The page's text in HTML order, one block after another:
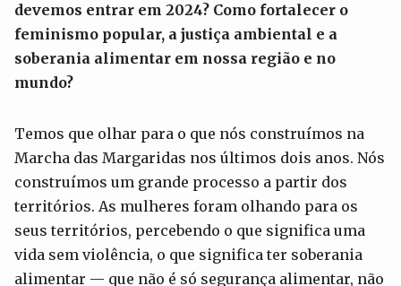
devemos entrar em 2024? Como fortalecer o
feminismo popular, a justiça ambiental e a
soberania alimentar em nossa região e no
mundo?
Temos que olhar para o que nós construímos na
Marcha das Margaridas nos últimos dois anos. Nós
construímos um grande processo a partir dos
territórios. As mulheres foram olhando para os
seus territórios, percebendo o que significa uma
vida sem violência, o que significa ter soberania
alimentar — que não é só segurança alimentar, não